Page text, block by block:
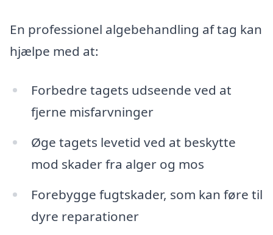
En professionel algebehandling af tag kan
hjælpe med at:
Forbedre tagets udseende ved at
fjerne misfarvninger
Øge tagets levetid ved at beskytte
mod skader fra alger og mos
Forebygge fugtskader, som kan føre til
dyre reparationer